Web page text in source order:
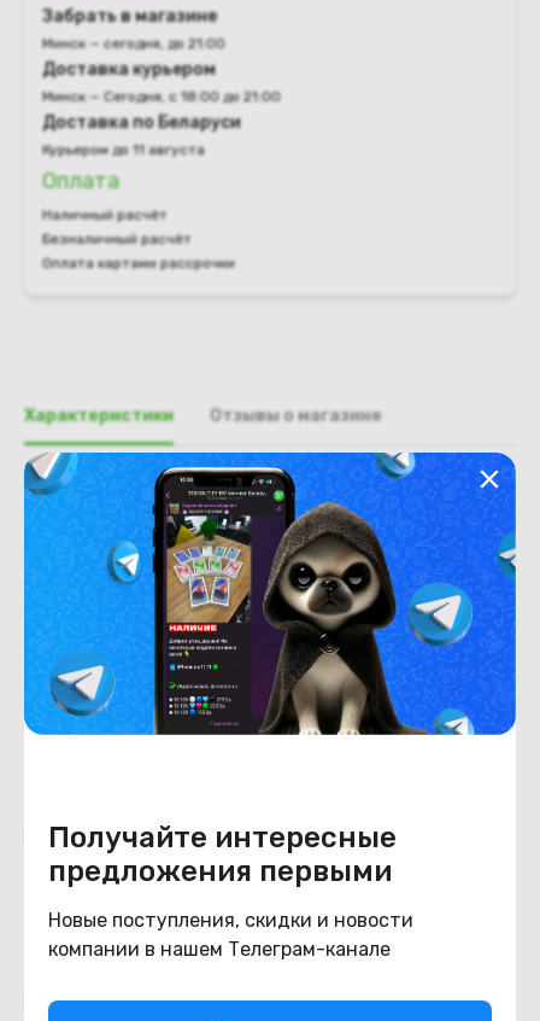
Получайте интересные
предложения первыми
Новые поступления, скидки и новости
компании в нашем Телеграм-канале
Забрать в магазине
Минск — сегодня, до 21:00
Доставка курьером
Минск — Сегодня, с 18:00 до 21:00
Доставка по Беларуси
Курьером до 11 августа
Оплата
Наличный расчёт
Безналичный расчёт
Оплата картами рассрочки
Характеристики Отзывы о магазине
Общая информация
Производитель
Lenovo
Тип товара
Разъем HDD
Состояние
Состояние удовлетворительное
Похожие товары
Подборки товаров в категории